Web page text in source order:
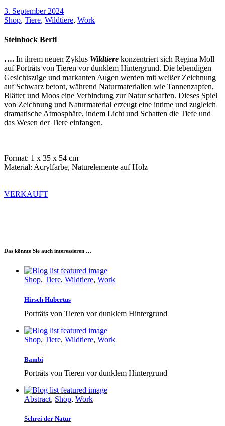
3. September 2024
Shop, Tiere, Wildtiere, Work
Steinbock Bertl
…. In ihrem neuen Zyklus Wildtiere konzentriert sich Regina Moll
auf Porträts von Tieren vor dunklem Hintergrund. Die lebendigen
Gesichtszüge und markanten Augen werden mit weißer Zeichnung
auf Schwarz betont, während Naturmaterialien wie Tannenzapfen,
Blätter und Moos eine Verbindung zur Natur schaffen. Dieses Spiel
von Zeichnung und Naturmaterial erzeugt eine intime und zugleich
dramatische Atmosphäre, indem Licht und Schatten die Tiefe und
das Wesen der Tiere einfangen.
Format: 1 x 35 x 54 cm
Material: Acrylfarbe, Naturelemente auf Holz
VERKAUFT
Das könnte Sie auch interessieren …
Shop, Tiere, Wildtiere, Work
Hirsch Hubertus
Porträts von Tieren vor dunklem Hintergrund
Shop, Tiere, Wildtiere, Work
Bambi
Porträts von Tieren vor dunklem Hintergrund
Abstract, Shop, Work
Schrei der Natur